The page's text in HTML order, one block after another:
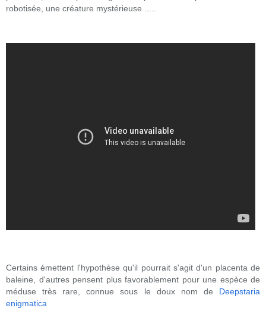
robotisée, une créature mystérieuse .....
Certains émettent l'hypothèse qu'il pourrait s'agit d'un placenta de
baleine, d'autres pensent plus favorablement pour une espèce de
méduse très rare, connue sous le doux nom de Deepstaria
enigmatica